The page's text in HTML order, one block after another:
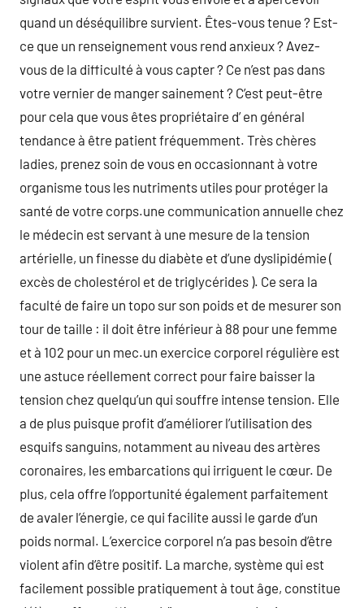
quand un déséquilibre survient. Êtes-vous tenue ? Est-
ce que un renseignement vous rend anxieux ? Avez-
vous de la difficulté à vous capter ? Ce n’est pas dans
votre vernier de manger sainement ? C’est peut-être
pour cela que vous êtes propriétaire d’ en général
tendance à être patient fréquemment. Très chères
ladies, prenez soin de vous en occasionnant à votre
organisme tous les nutriments utiles pour protéger la
santé de votre corps.une communication annuelle chez
le médecin est servant à une mesure de la tension
artérielle, un finesse du diabète et d’une dyslipidémie (
excès de cholestérol et de triglycérides ). Ce sera la
faculté de faire un topo sur son poids et de mesurer son
tour de taille : il doit être inférieur à 88 pour une femme
et à 102 pour un mec.un exercice corporel régulière est
une astuce réellement correct pour faire baisser la
tension chez quelqu’un qui souffre intense tension. Elle
a de plus puisque profit d’améliorer l’utilisation des
esquifs sanguins, notamment au niveau des artères
coronaires, les embarcations qui irriguent le cœur. De
plus, cela offre l’opportunité également parfaitement
de avaler l’énergie, ce qui facilite aussi le garde d’un
poids normal. L’exercice corporel n’a pas besoin d’être
violent afin d’être positif. La marche, système qui est
facilement possible pratiquement à tout âge, constitue